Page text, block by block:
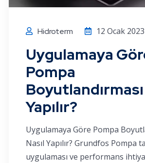
Hidroterm 12 Ocak 2023
Uygulamaya
Pompa
Boyutlandırması
Yapılır?
Uygulamaya Göre Pompa
Nasıl Yapılır? Grundfos Pompa
uygulaması ve performans